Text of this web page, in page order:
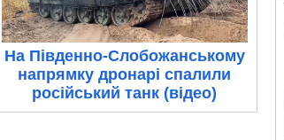
На Південно-Слобожанському
напрямку дронарі спалили
російський танк (відео)